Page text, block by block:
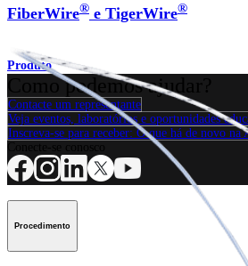
FiberWire® e TigerWire®
Produto
Como podemos ajudar?
Contacte um representante
Veja eventos, laboratórios e oportunidades
Inscreva-se para receber: O que há de novo na
Procedimento